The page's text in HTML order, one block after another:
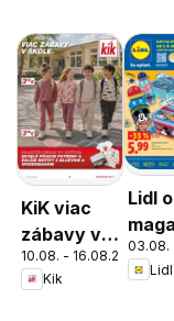
KiK viac
zábavy v
škole
10.08. - 16.08.2026
Kik
Lidl
03.08.
Lidl